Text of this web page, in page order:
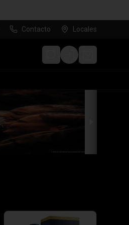
Contacto Locales
Login